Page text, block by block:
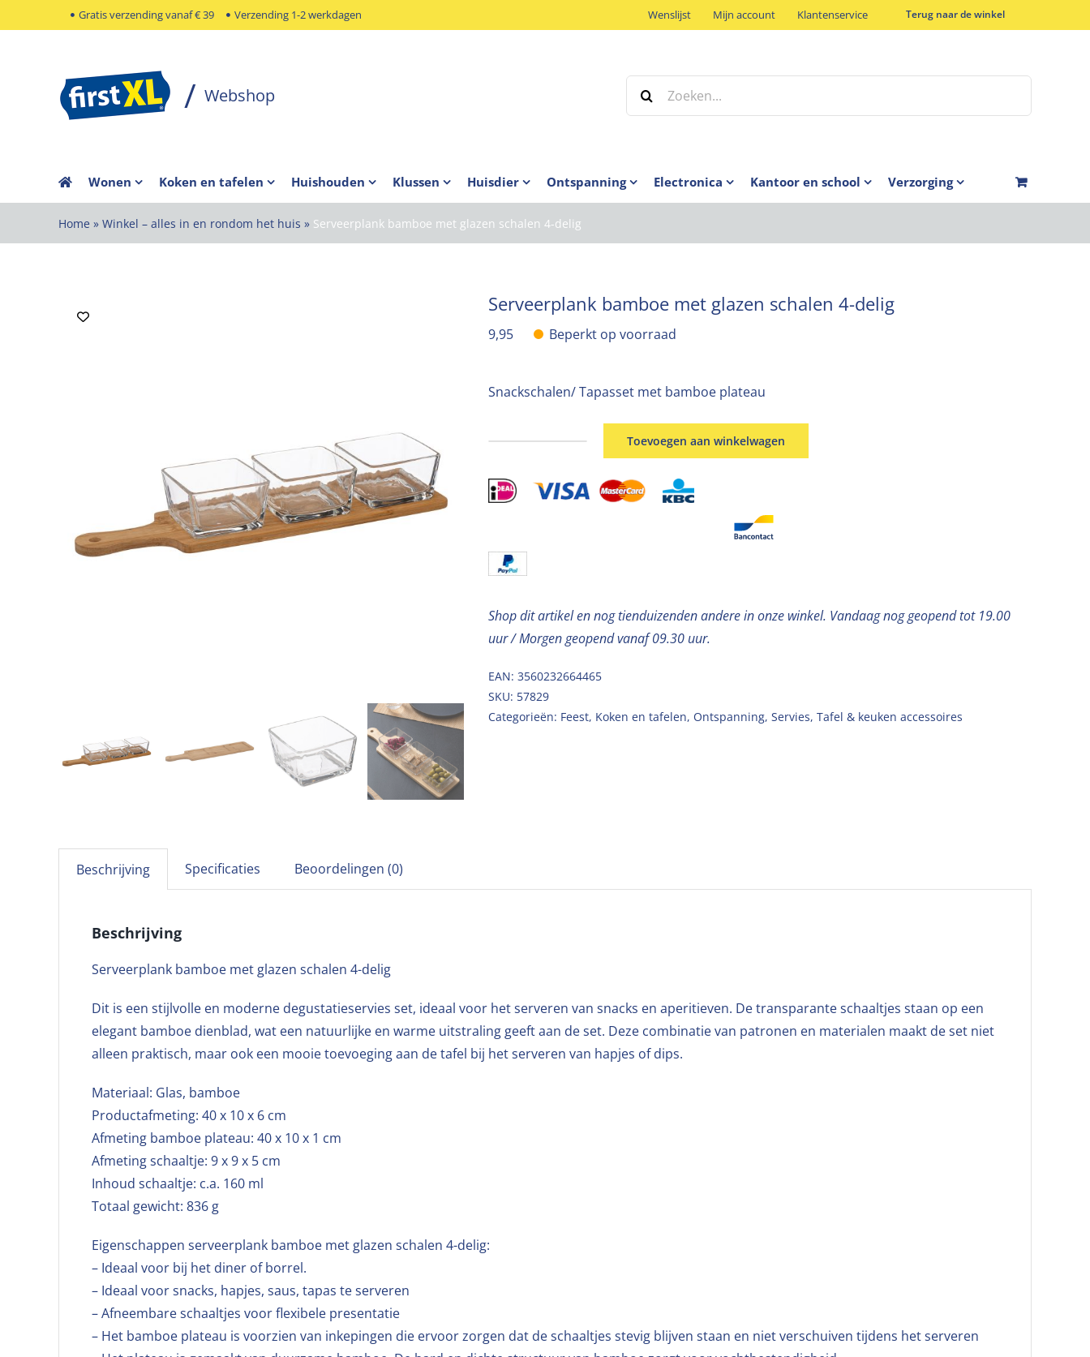
naar
Gratis verzending vanaf € 39 Verzending 1-2 werkdagen Wenslijst Mijn account Klantenservice Terug naar de winkel
Zoeken
naar:
Wonen Koken en tafelen Huishouden Klussen Huisdier Ontspanning Electronica Kantoor en school Verzorging
Home » Winkel – alles in en rondom het huis » Serveerplank bamboe met glazen schalen 4-delig
Serveerplank bamboe met glazen schalen 4-delig
9,95 Beperkt op voorraad
Snackschalen/ Tapasset met bamboe plateau
met
aantal
Toevoegen aan winkelwagen
Shop dit artikel en nog tienduizenden andere in onze winkel. Vandaag nog geopend tot 19.00
uur / Morgen geopend vanaf 09.30 uur.
EAN: 3560232664465
SKU: 57829
Categorieën: Feest, Koken en tafelen, Ontspanning, Servies, Tafel & keuken accessoires
Beschrijving Specificaties Beoordelingen (0)
Beschrijving
Serveerplank bamboe met glazen schalen 4-delig
Dit is een stijlvolle en moderne degustatieservies set, ideaal voor het serveren van snacks en aperitieven. De transparante schaaltjes staan op een
elegant bamboe dienblad, wat een natuurlijke en warme uitstraling geeft aan de set. Deze combinatie van patronen en materialen maakt de set niet
alleen praktisch, maar ook een mooie toevoeging aan de tafel bij het serveren van hapjes of dips.
Materiaal: Glas, bamboe
Productafmeting: 40 x 10 x 6 cm
Afmeting bamboe plateau: 40 x 10 x 1 cm
Afmeting schaaltje: 9 x 9 x 5 cm
Inhoud schaaltje: c.a. 160 ml
Totaal gewicht: 836 g
Eigenschappen serveerplank bamboe met glazen schalen 4-delig:
– Ideaal voor bij het diner of borrel.
– Ideaal voor snacks, hapjes, saus, tapas te serveren
– Afneembare schaaltjes voor flexibele presentatie
– Het bamboe plateau is voorzien van inkepingen die ervoor zorgen dat de schaaltjes stevig blijven staan en niet verschuiven tijdens het serveren